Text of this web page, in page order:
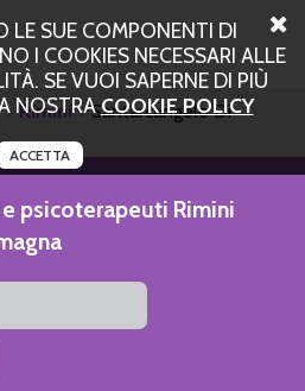
LE SUE COMPONENTI DI
I COOKIES NECESSARI ALLE
SE VUOI SAPERNE DI PIÙ
NOSTRACOOKIE POLICY
ACCETTA
Rimini
Santarcangelo Di
psicoterapeuti Rimini